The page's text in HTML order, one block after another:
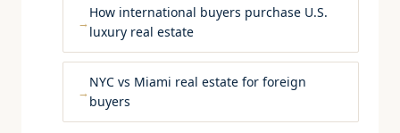
How international buyers purchase U.S.
luxury real estate
NYC vs Miami real estate for foreign
buyers